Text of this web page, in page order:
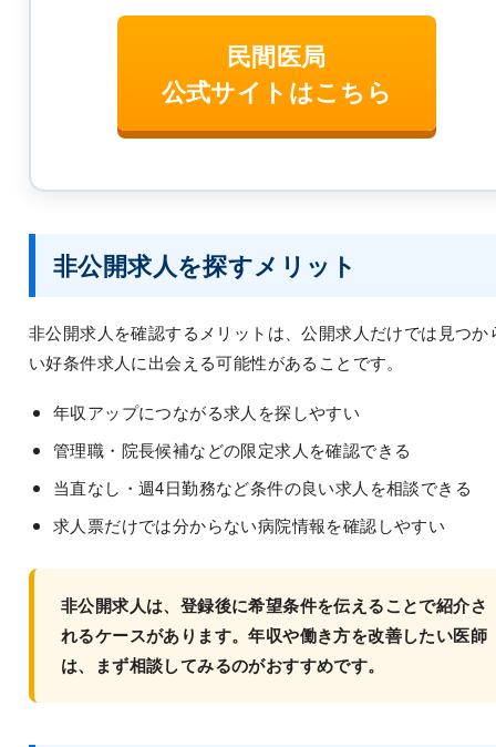
民間医局
公式サイトはこちら
非公開求人を探すメリット
非公開求人を確認するメリットは、公開求人だけでは見つか
い好条件求人に出会える可能性があることです。
年収アップにつながる求人を探しやすい
管理職・院長候補などの限定求人を確認できる
当直なし・週4日勤務など条件の良い求人を相談できる
求人票だけでは分からない病院情報を確認しやすい
非公開求人は、登録後に希望条件を伝えることで紹介さ
れるケースがあります。年収や働き方を改善したい医師
は、まず相談してみるのがおすすめです。